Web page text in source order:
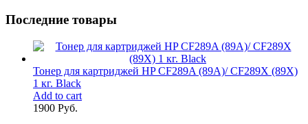
Последние товары
Тонер для картриджей HP CF289A (89A)/ CF289X (89X)
1 кг. Black
Add to cart
1900 Руб.